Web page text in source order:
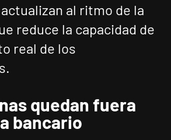
al ritmo de la
reduce la capacidad de
real de los
quedan fuera
bancario